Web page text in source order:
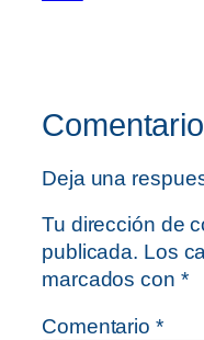
Deja una
Tu dirección de
publicada. Los
marcados con *
Comentario *